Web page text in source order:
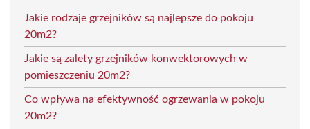
Jakie rodzaje grzejników są najlepsze do pokoju
20m2?
Jakie są zalety grzejników konwektorowych w
pomieszczeniu 20m2?
Co wpływa na efektywność ogrzewania w pokoju
20m2?